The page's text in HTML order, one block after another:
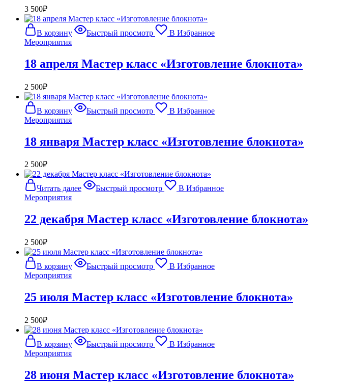
3 500₽
В корзину Быстрый просмотр
В Избранное
Мероприятия
18 апреля Мастер класс «Изготовление блокнота»
2 500₽
В корзину Быстрый просмотр
В Избранное
Мероприятия
18 января Мастер класс «Изготовление блокнота»
2 500₽
Читать далее Быстрый просмотр
В Избранное
Мероприятия
22 декабря Мастер класс «Изготовление блокнота»
2 500₽
В корзину Быстрый просмотр
В Избранное
Мероприятия
25 июля Мастер класс «Изготовление блокнота»
2 500₽
В корзину Быстрый просмотр
В Избранное
Мероприятия
28 июня Мастер класс «Изготовление блокнота»